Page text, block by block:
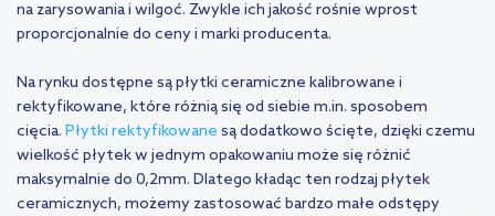
na zarysowania i wilgoć. Zwykle ich jakość rośnie wprost
proporcjonalnie do ceny i marki producenta.
Na rynku dostępne są płytki ceramiczne kalibrowane i
rektyfikowane, które różnią się od siebie m.in. sposobem
cięcia. Płytki rektyfikowane są dodatkowo ścięte, dzięki czemu
wielkość płytek w jednym opakowaniu może się różnić
maksymalnie do 0,2mm. Dlatego kładąc ten rodzaj płytek
ceramicznych, możemy zastosować bardzo małe odstępy